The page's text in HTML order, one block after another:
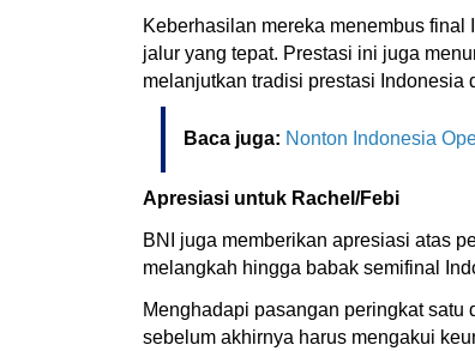
Keberhasilan mereka menembus
jalur yang tepat. Prestasi ini juga
melanjutkan tradisi prestasi Indonesia
Baca juga: Nonton Indonesia
Apresiasi untuk Rachel/Febi
BNI juga memberikan apresiasi atas
melangkah hingga babak semifinal
Menghadapi pasangan peringkat
sebelum akhirnya harus mengakui